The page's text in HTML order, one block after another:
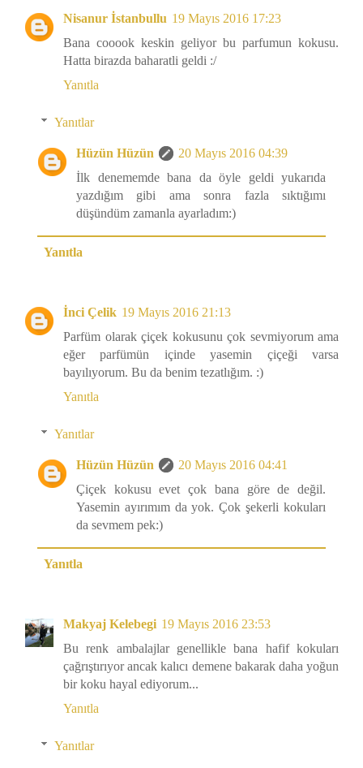
Nisanur İstanbullu 19 Mayıs 2016 17:23
Bana cooook keskin geliyor bu parfumun kokusu.
Hatta birazda baharatli geldi :/
Yanıtla
Yanıtlar
Hüzün Hüzün
20 Mayıs 2016 04:39
İlk denememde bana da öyle geldi yukarıda
yazdığım gibi ama sonra fazla sıktığımı
düşündüm zamanla ayarladım:)
Yanıtla
İnci Çelik 19 Mayıs 2016 21:13
Parfüm olarak çiçek kokusunu çok sevmiyorum ama
eğer parfümün içinde yasemin çiçeği varsa
bayılıyorum. Bu da benim tezatlığım. :)
Yanıtla
Yanıtlar
Hüzün Hüzün
20 Mayıs 2016 04:41
Çiçek kokusu evet çok bana göre de değil.
Yasemin ayırımım da yok. Çok şekerli kokuları
da sevmem pek:)
Yanıtla
Makyaj Kelebegi 19 Mayıs 2016 23:53
Bu renk ambalajlar genellikle bana hafif kokuları
çağrıştırıyor ancak kalıcı demene bakarak daha yoğun
bir koku hayal ediyorum...
Yanıtla
Yanıtlar